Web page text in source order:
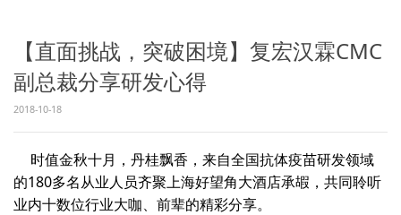
【直面挑战，突破困境】复宏汉霖CMC
副总裁分享研发心得
2018-10-18
时值金秋十月，丹桂飘香，来自全国抗体疫苗研发领域
的180多名从业人员齐聚上海好望角大酒店承嘏，共同聆听
业内十数位行业大咖、前辈的精彩分享。